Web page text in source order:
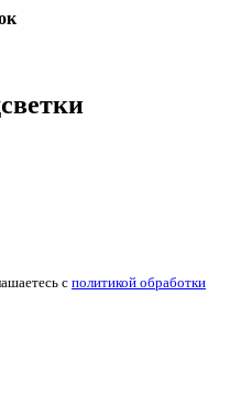
с политикой обработки